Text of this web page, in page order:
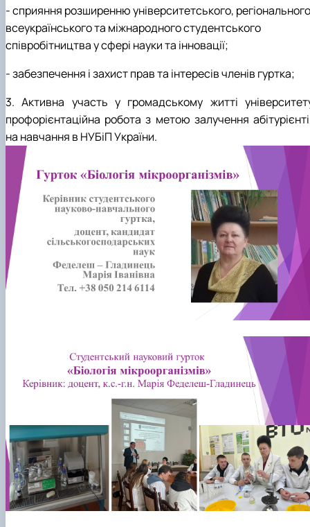
- сприяння розширенню університетського,
всеукраїнського та міжнародного студентського
співробітництва у сфері науки та інновації;
- забезпечення і захист прав та інтересів членів гуртка;
3. Активна участь у громадському житті
профорієнтаційна робота з метою залучення
на навчання в НУБіП України.